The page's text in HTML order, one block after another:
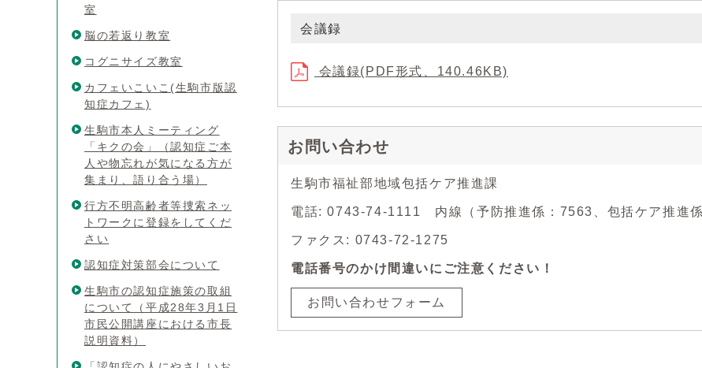
会議録
会議録(PDF形式、140.46KB)
お問い合わせ
生駒市福祉部地域包括ケア推進課
電話: 0743-74-1111 内線（予防推進係：7563、包括ケア推進係
ファクス: 0743-72-1275
電話番号のかけ間違いにご注意ください！
お問い合わせフォーム
室
脳の若返り教室
コグニサイズ教室
カフェいこいこ(生駒市版認
知症カフェ)
生駒市本人ミーティング
「キクの会」（認知症ご本
人や物忘れが気になる方が
集まり、語り合う場）
行方不明高齢者等捜索ネッ
トワークに登録をしてくだ
さい
認知症対策部会について
生駒市の認知症施策の取組
について（平成28年3月1日
市民公開講座における市長
説明資料）